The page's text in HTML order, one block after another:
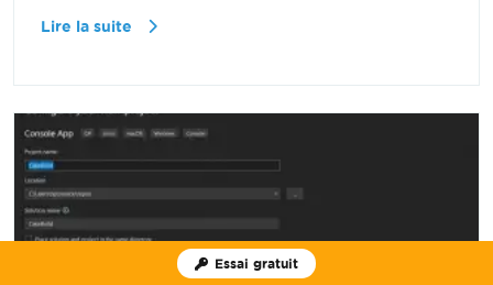
Lire la suite
Essai gratuit